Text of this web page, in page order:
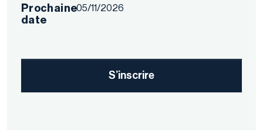
Prochaine
date
05/11/2026
S’inscrire